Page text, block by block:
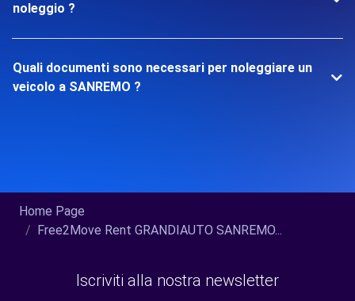
noleggio ?
Quali documenti sono necessari per noleggiare un
veicolo a SANREMO ?
Home Page
Free2Move Rent GRANDIAUTO SANREMO...
Iscriviti alla nostra newsletter